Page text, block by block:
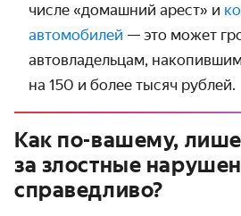
числе «домашний арест» и
автомобилей — это может
автовладельцам,
на 150 и более тысяч рублей.
Как по-вашему,
за злостные
справедливо?